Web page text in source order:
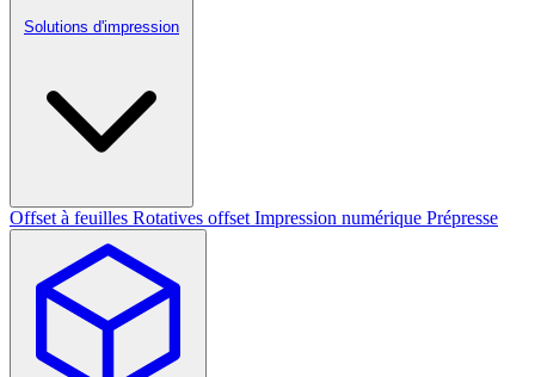
Solutions d'impression
Offset à feuilles Rotatives offset Impression numérique Prépresse